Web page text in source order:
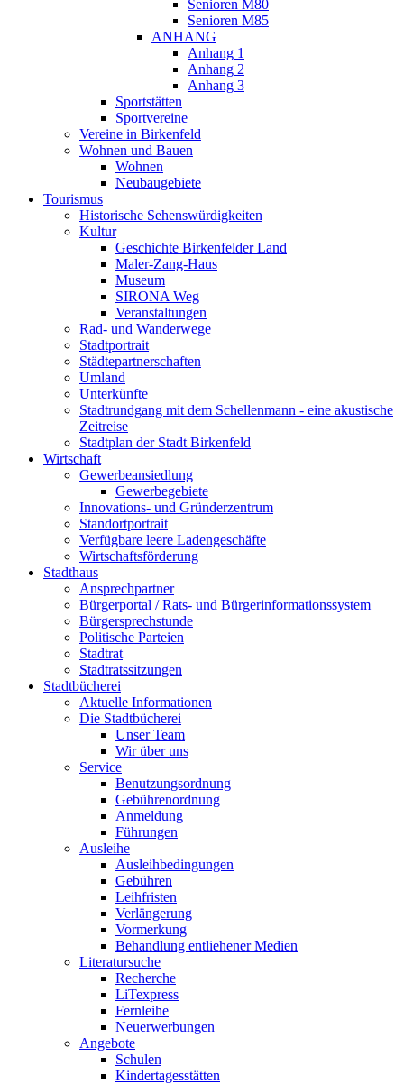
Senioren M80
Senioren M85
ANHANG
Anhang 1
Anhang 2
Anhang 3
Sportstätten
Sportvereine
Vereine in Birkenfeld
Wohnen und Bauen
Wohnen
Neubaugebiete
Tourismus
Historische Sehenswürdigkeiten
Kultur
Geschichte Birkenfelder Land
Maler-Zang-Haus
Museum
SIRONA Weg
Veranstaltungen
Rad- und Wanderwege
Stadtportrait
Städtepartnerschaften
Umland
Unterkünfte
Stadtrundgang mit dem Schellenmann - eine akustische
Zeitreise
Stadtplan der Stadt Birkenfeld
Wirtschaft
Gewerbeansiedlung
Gewerbegebiete
Innovations- und Gründerzentrum
Standortportrait
Verfügbare leere Ladengeschäfte
Wirtschaftsförderung
Stadthaus
Ansprechpartner
Bürgerportal / Rats- und Bürgerinformationssystem
Bürgersprechstunde
Politische Parteien
Stadtrat
Stadtratssitzungen
Stadtbücherei
Aktuelle Informationen
Die Stadtbücherei
Unser Team
Wir über uns
Service
Benutzungsordnung
Gebührenordnung
Anmeldung
Führungen
Ausleihe
Ausleihbedingungen
Gebühren
Leihfristen
Verlängerung
Vormerkung
Behandlung entliehener Medien
Literatursuche
Recherche
LiTexpress
Fernleihe
Neuerwerbungen
Angebote
Schulen
Kindertagesstätten